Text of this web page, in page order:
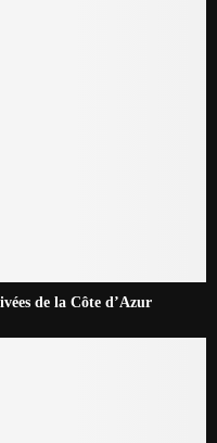
de la Côte d’Azur